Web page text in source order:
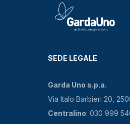
SEDE LEGALE
Garda Uno s.p.a.
Via Italo Barbieri 20,
Centralino: 030 999